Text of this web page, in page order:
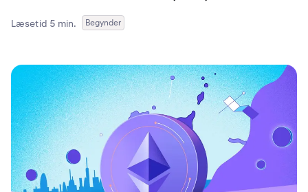
Læsetid 5 min. Begynder